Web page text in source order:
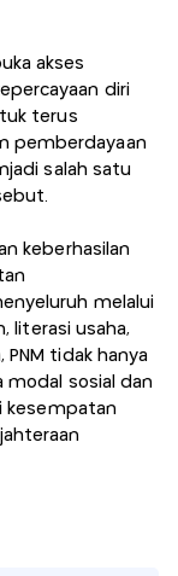
akses
diri
terus
pemberdayaan
salah satu
keberhasilan
melalui
literasi usaha,
tidak hanya
modal sosial dan
kesempatan